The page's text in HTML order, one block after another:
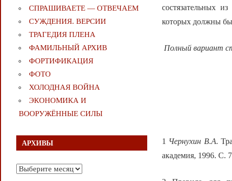
состязательных
которых должны
Полный вариант
1 Чернухин В.А.
академия, 1996. С.
СПРАШИВАЕТЕ — ОТВЕЧАЕМ
СУЖДЕНИЯ. ВЕРСИИ
ТРАГЕДИЯ ПЛЕНА
ФАМИЛЬНЫЙ АРХИВ
ФОРТИФИКАЦИЯ
ФОТО
ХОЛОДНАЯ ВОЙНА
ЭКОНОМИКА И
ВООРУЖЁННЫЕ СИЛЫ
АРХИВЫ
Архивы